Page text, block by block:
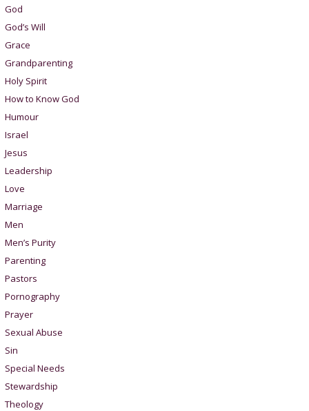
God
God’s Will
Grace
Grandparenting
Holy Spirit
How to Know God
Humour
Israel
Jesus
Leadership
Love
Marriage
Men
Men’s Purity
Parenting
Pastors
Pornography
Prayer
Sexual Abuse
Sin
Special Needs
Stewardship
Theology